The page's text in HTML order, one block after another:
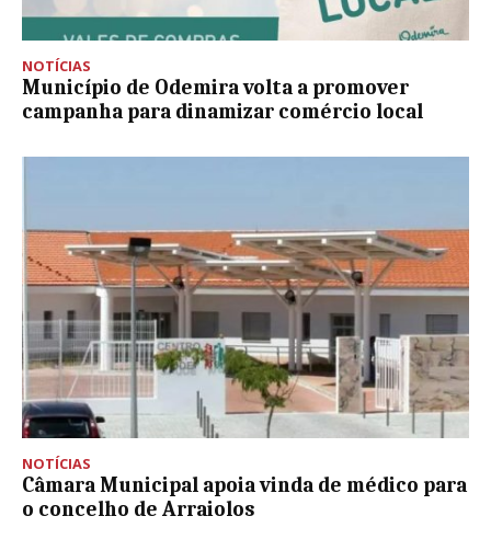
NOTÍCIAS
Município de Odemira volta a promover
campanha para dinamizar comércio local
NOTÍCIAS
Câmara Municipal apoia vinda de médico para
o concelho de Arraiolos